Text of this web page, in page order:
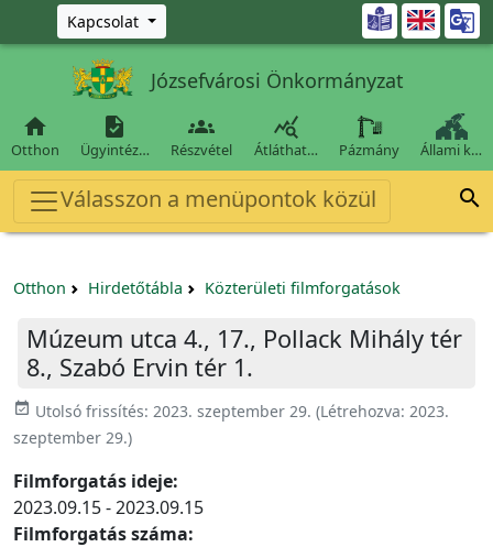
Ugrás a fő tartalomra
Kapcsolat 
Józsefvárosi Önkormányzat

Otthon

Ügyintéz…

Részvétel

Átláthat… Pázmány Állami k…
Válasszon a menüpontok közül 
Otthon Hirdetőtábla Közterületi filmforgatások
Múzeum utca 4., 17., Pollack Mihály tér
8., Szabó Ervin tér 1.
event_available Utolsó frissítés: 2023. szeptember 29. (Létrehozva: 2023.
szeptember 29.)
Filmforgatás ideje:
2023.09.15 - 2023.09.15
Filmforgatás száma: